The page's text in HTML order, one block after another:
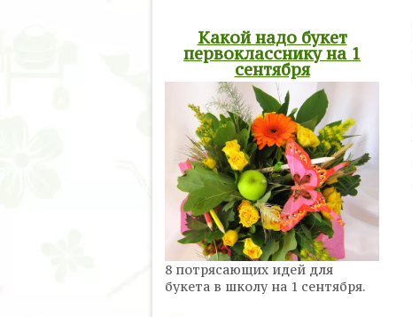
Какой надо букет
первокласснику на 1
сентября
8 потрясающих идей для
букета в школу на 1 сентября.